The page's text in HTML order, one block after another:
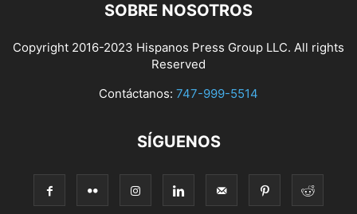
SOBRE NOSOTROS
Copyright 2016-2023 Hispanos Press Group LLC. All rights
Reserved
Contáctanos: 747-999-5514
SÍGUENOS